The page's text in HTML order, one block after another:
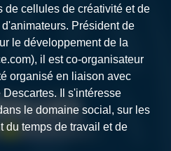
de cellules de créativité et de
Président de
le développement de la
il est co-organisateur
organisé en liaison avec
Il s'intéresse
le domaine social, sur les
du temps de travail et de